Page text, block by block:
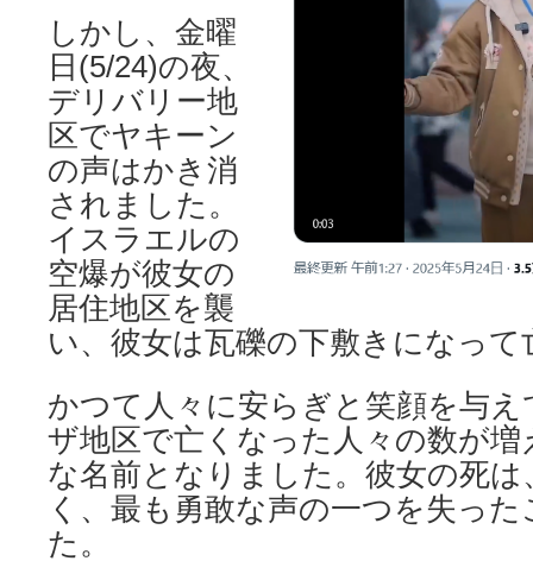
しかし、金曜
日(5/24)の夜、
デリバリー地
区でヤキーン
の声はかき消
されました。
イスラエルの
空爆が彼女の
居住地区を襲
い、彼女は瓦礫の下敷きになっ
かつて人々に安らぎと笑顔を与
ザ地区で亡くなった人々の数が
な名前となりました。彼女の死
く、最も勇敢な声の一つを失っ
た。